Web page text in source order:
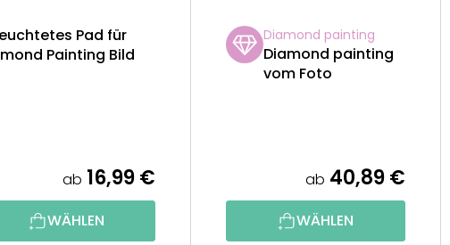
Pad für
Painting Bild
ab 16,99 €
WÄHLEN
Diamond painting
Diamond painting
vom Foto
ab 40,89 €
WÄHLEN